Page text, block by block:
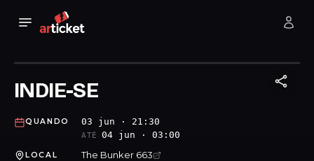
INDIE-SE
QUANDO 03 jun · 21:30
ATÉ 04 jun · 03:00
LOCAL The Bunker 663